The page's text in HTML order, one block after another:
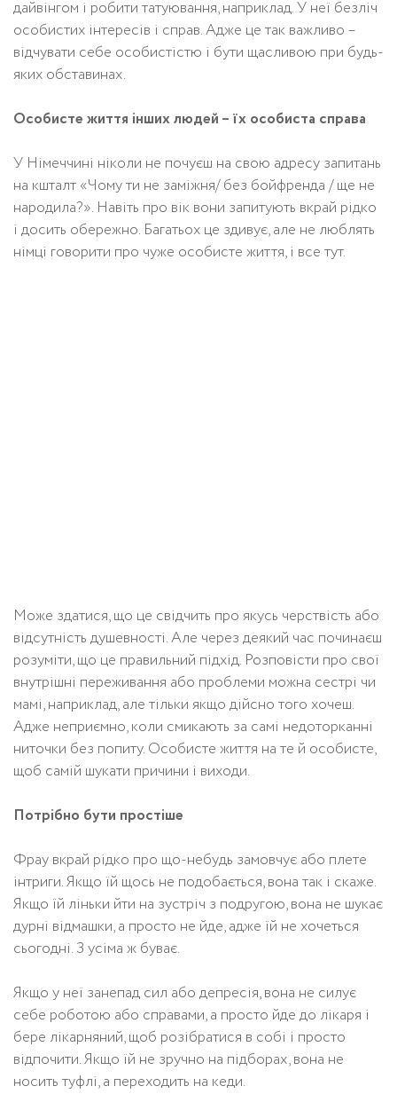
дайвінгом і робити татуювання, наприклад. У неї безліч
особистих інтересів і справ. Адже це так важливо –
відчувати себе особистістю і бути щасливою при будь-
яких обставинах.
Особисте життя інших людей – їх особиста справа
У Німеччині ніколи не почуєш на свою адресу запитань
на кшталт «Чому ти не заміжня/ без бойфренда / ще не
народила?». Навіть про вік вони запитують вкрай рідко
і досить обережно. Багатьох це здивує, але не люблять
німці говорити про чуже особисте життя, і все тут.
Може здатися, що це свідчить про якусь черствість або
відсутність душевності. Але через деякий час починаєш
розуміти, що це правильний підхід. Розповісти про свої
внутрішні переживання або проблеми можна сестрі чи
мамі, наприклад, але тільки якщо дійсно того хочеш.
Адже неприємно, коли смикають за самі недоторканні
ниточки без попиту. Особисте життя на те й особисте,
щоб самій шукати причини і виходи.
Потрібно бути простіше
Фрау вкрай рідко про що-небудь замовчує або плете
інтриги. Якщо їй щось не подобається, вона так і скаже.
Якщо їй ліньки йти на зустріч з подругою, вона не шукає
дурні відмашки, а просто не йде, адже їй не хочеться
сьогодні. З усіма ж буває.
Якщо у неї занепад сил або депресія, вона не силує
себе роботою або справами, а просто йде до лікаря і
бере лікарняний, щоб розібратися в собі і просто
відпочити. Якщо їй не зручно на підборах, вона не
носить туфлі, а переходить на кеди.